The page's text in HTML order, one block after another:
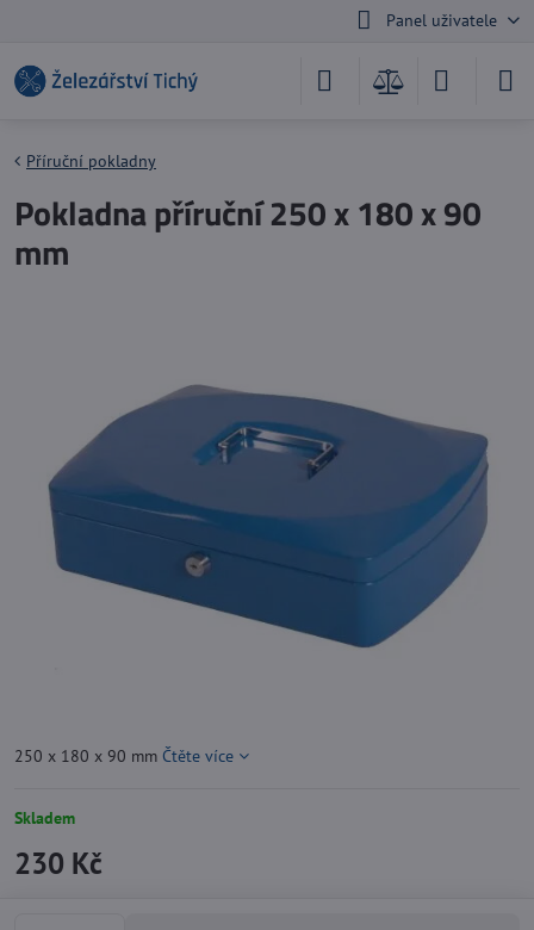
Panel uživatele
Příruční pokladny
Pokladna příruční 250 x 180 x 90
mm
250 x 180 x 90 mm Čtěte více
Skladem
230 Kč